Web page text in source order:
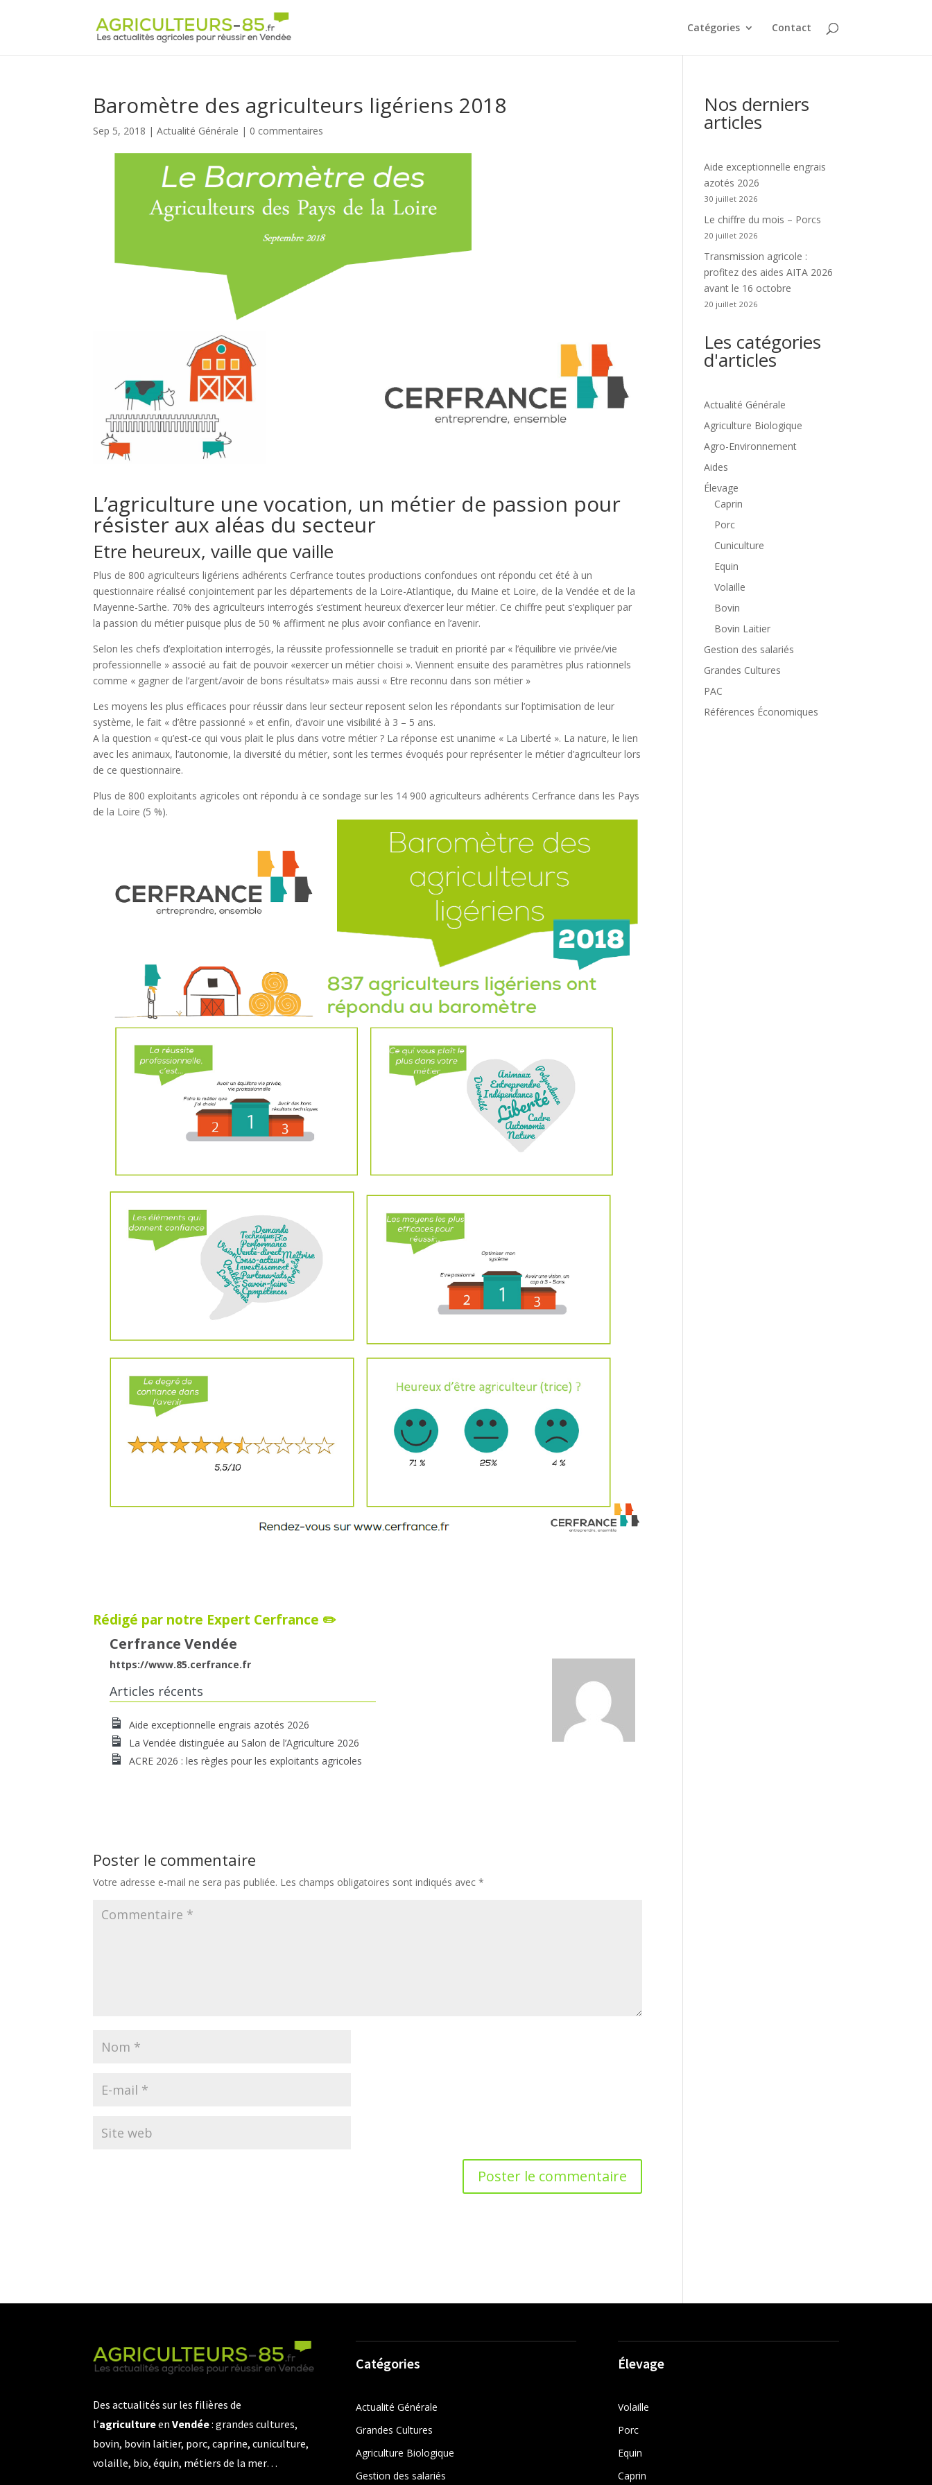
Catégories Contact
Baromètre des agriculteurs ligériens 2018
Sep 5, 2018 |Actualité Générale | 0 commentaires
L’agriculture une vocation, un métier de passion pour
résister aux aléas du secteur
Etre heureux, vaille que vaille
Plus de 800 agriculteurs ligériens adhérents Cerfrance toutes productions confondues ont répondu cet été à un
questionnaire réalisé conjointement par les départements de la Loire-Atlantique, du Maine et Loire, de la Vendée et de la
Mayenne-Sarthe. 70% des agriculteurs interrogés s’estiment heureux d’exercer leur métier. Ce chiffre peut s’expliquer par
la passion du métier puisque plus de 50 % affirment ne plus avoir confiance en l’avenir.
Selon les chefs d’exploitation interrogés, la réussite professionnelle se traduit en priorité par « l’équilibre vie privée/vie
professionnelle » associé au fait de pouvoir «exercer un métier choisi ». Viennent ensuite des paramètres plus rationnels
comme « gagner de l’argent/avoir de bons résultats» mais aussi « Etre reconnu dans son métier »
Les moyens les plus efficaces pour réussir dans leur secteur reposent selon les répondants sur l’optimisation de leur
système, le fait « d’être passionné » et enfin, d’avoir une visibilité à 3 – 5 ans.
A la question « qu’est-ce qui vous plait le plus dans votre métier ? La réponse est unanime « La Liberté ». La nature, le lien
avec les animaux, l’autonomie, la diversité du métier, sont les termes évoqués pour représenter le métier d’agriculteur lors
de ce questionnaire.
Plus de 800 exploitants agricoles ont répondu à ce sondage sur les 14 900 agriculteurs adhérents Cerfrance dans les Pays
de la Loire (5 %).
Rédigé par notre Expert Cerfrance ✏️
Cerfrance Vendée
https://www.85.cerfrance.fr
Articles récents
Aide exceptionnelle engrais azotés 2026
La Vendée distinguée au Salon de l’Agriculture 2026
ACRE 2026 : les règles pour les exploitants agricoles
Poster le commentaire
Votre adresse e-mail ne sera pas publiée. Les champs obligatoires sont indiqués avec*
Nos derniers
articles
Aide exceptionnelle engrais
azotés 2026
30 juillet 2026
Le chiffre du mois – Porcs
20 juillet 2026
Transmission agricole :
profitez des aides AITA 2026
avant le 16 octobre
20 juillet 2026
Les catégories
d'articles
Actualité Générale
Agriculture Biologique
Agro-Environnement
Aides
Élevage
Caprin
Porc
Cuniculture
Equin
Volaille
Bovin
Bovin Laitier
Gestion des salariés
Grandes Cultures
PAC
Références Économiques
Des actualités sur les filières de
l’agricultureenVendée: grandes cultures,
bovin, bovin laitier, porc, caprine, cuniculture,
volaille, bio, équin, métiers de la mer…
Catégories
Actualité Générale
Grandes Cultures
Agriculture Biologique
Gestion des salariés
Élevage
Volaille
Porc
Equin
Caprin